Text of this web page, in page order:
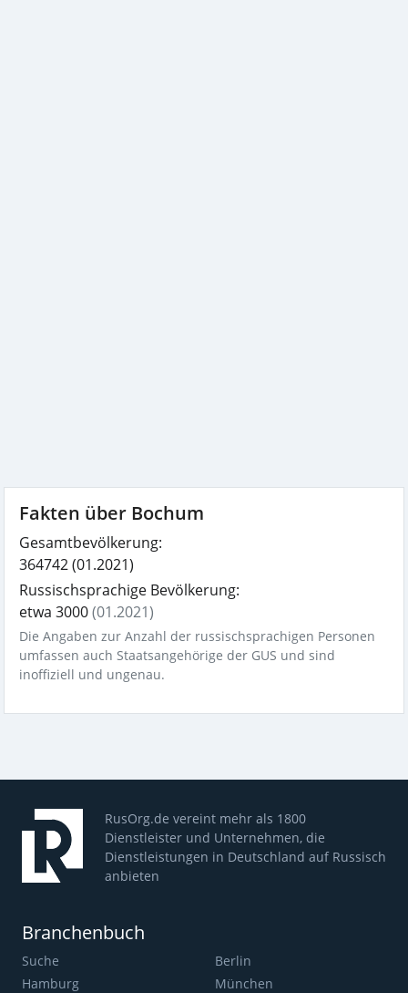
Fakten über Bochum
Gesamtbevölkerung:
364742(01.2021)
Russischsprachige Bevölkerung:
etwa 3000(01.2021)
Die Angaben zur Anzahl der russischsprachigen Personen
umfassen auch Staatsangehörige der GUS und sind
inoffiziell und ungenau.
RusOrg.de vereint mehr als 1800
Dienstleister und Unternehmen, die
Dienstleistungen in Deutschland auf Russisch
anbieten
Branchenbuch
Suche
Berlin
Hamburg
München